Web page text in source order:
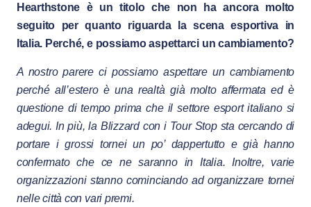
Hearthstone è un titolo che non ha ancora molto
seguito per quanto riguarda la scena esportiva in
Italia. Perché, e possiamo aspettarci un cambiamento?
A nostro parere ci possiamo aspettare un cambiamento
perché all’estero è una realtà già molto affermata ed è
questione di tempo prima che il settore esport italiano si
adegui. In più, la Blizzard con i Tour Stop sta cercando di
portare i grossi tornei un po’ dappertutto e già hanno
confermato che ce ne saranno in Italia. Inoltre, varie
organizzazioni stanno cominciando ad organizzare tornei
nelle città con vari premi.